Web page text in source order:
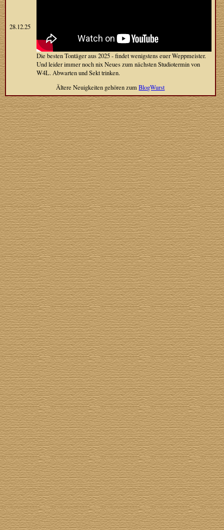
28.12.25
Die besten Tontäger aus 2025 - findet wenigstens euer Weppmeister.
Und leider immer noch nix Neues zum nächsten Studiotermin von
W4L. Abwarten und Sekt trinken.
Ältere Neuigkeiten gehören zumBlogWurst